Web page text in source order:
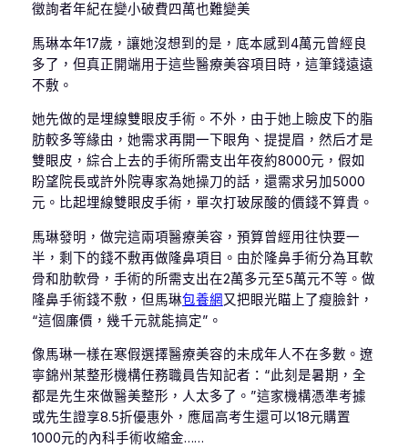
徵詢者年紀在變小破費四萬也難變美
馬琳本年17歲，讓她沒想到的是，底本感到4萬元曾經良
多了，但真正開端用于這些醫療美容項目時，這筆錢遠遠
不敷。
她先做的是埋線雙眼皮手術。不外，由于她上瞼皮下的脂
肪較多等緣由，她需求再開一下眼角、提提眉，然后才是
雙眼皮，綜合上去的手術所需支出年夜約8000元，假如
盼望院長或許外院專家為她操刀的話，還需求另加5000
元。比起埋線雙眼皮手術，單次打玻尿酸的價錢不算貴。
馬琳發明，做完這兩項醫療美容，預算曾經用往快要一
半，剩下的錢不敷再做隆鼻項目。由於隆鼻手術分為耳軟
骨和肋軟骨，手術的所需支出在2萬多元至5萬元不等。做
隆鼻手術錢不敷，但馬琳包養網又把眼光瞄上了瘦臉針，
“這個廉價，幾千元就能搞定”。
像馬琳一樣在寒假選擇醫療美容的未成年人不在多數。遼
寧錦州某整形機構任務職員告知記者：“此刻是暑期，全
都是先生來做醫美整形，人太多了。”這家機構憑準考據
或先生證享8.5折優惠外，應屆高考生還可以18元購置
1000元的內科手術收縮金……